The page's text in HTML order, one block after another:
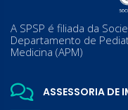
A SPSP é filiada da
Departamento de
Medicina (APM)
ASSESSORIA DE